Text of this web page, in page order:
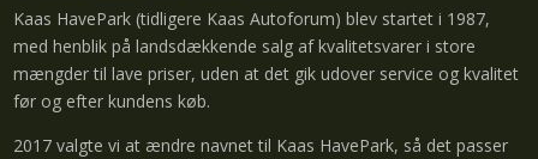
Kaas HavePark (tidligere Kaas Autoforum) blev startet i 1987,
med henblik på landsdækkende salg af kvalitetsvarer i store
mængder til lave priser, uden at det gik udover service og kvalitet
før og efter kundens køb.
2017 valgte vi at ændre navnet til Kaas HavePark, så det passer